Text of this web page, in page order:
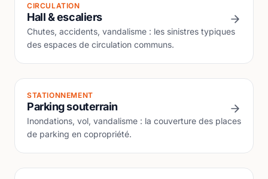
CIRCULATION
Hall & escaliers
Chutes, accidents, vandalisme : les sinistres typiques
des espaces de circulation communs.
STATIONNEMENT
Parking souterrain
Inondations, vol, vandalisme : la couverture des places
de parking en copropriété.